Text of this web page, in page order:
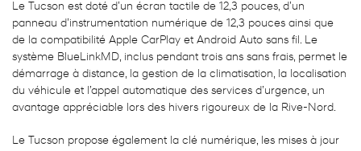
Le Tucson est doté d’un écran tactile de 12,3 pouces, d’un
panneau d’instrumentation numérique de 12,3 pouces ainsi que
de la compatibilité Apple CarPlay et Android Auto sans fil. Le
système BlueLinkMD, inclus pendant trois ans sans frais, permet le
démarrage à distance, la gestion de la climatisation, la localisation
du véhicule et l’appel automatique des services d’urgence, un
avantage appréciable lors des hivers rigoureux de la Rive-Nord.
Le Tucson propose également la clé numérique, les mises à jour